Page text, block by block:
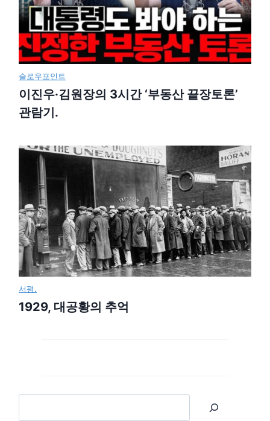
슬로우포인트
이진우·김원장의 3시간 ‘부동산 끝장토론’
관람기.
서평.
1929, 대공황의 추억